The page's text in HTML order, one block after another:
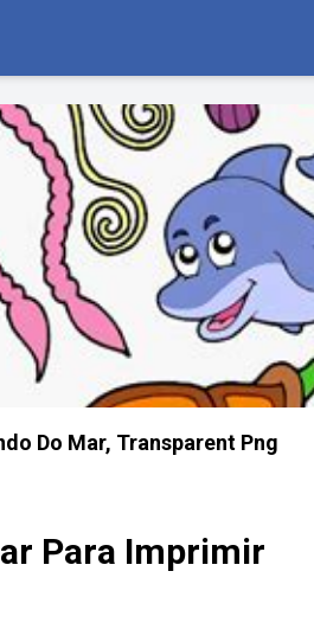
Do Mar, Transparent Png
Para Imprimir